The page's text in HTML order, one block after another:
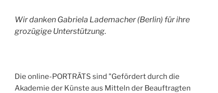
Wir danken Gabriela Lademacher (Berlin) für ihre
grozügige Unterstützung.
Die online-PORTRÄTS sind "Gefördert durch die
Akademie der Künste aus Mitteln der Beauftragten